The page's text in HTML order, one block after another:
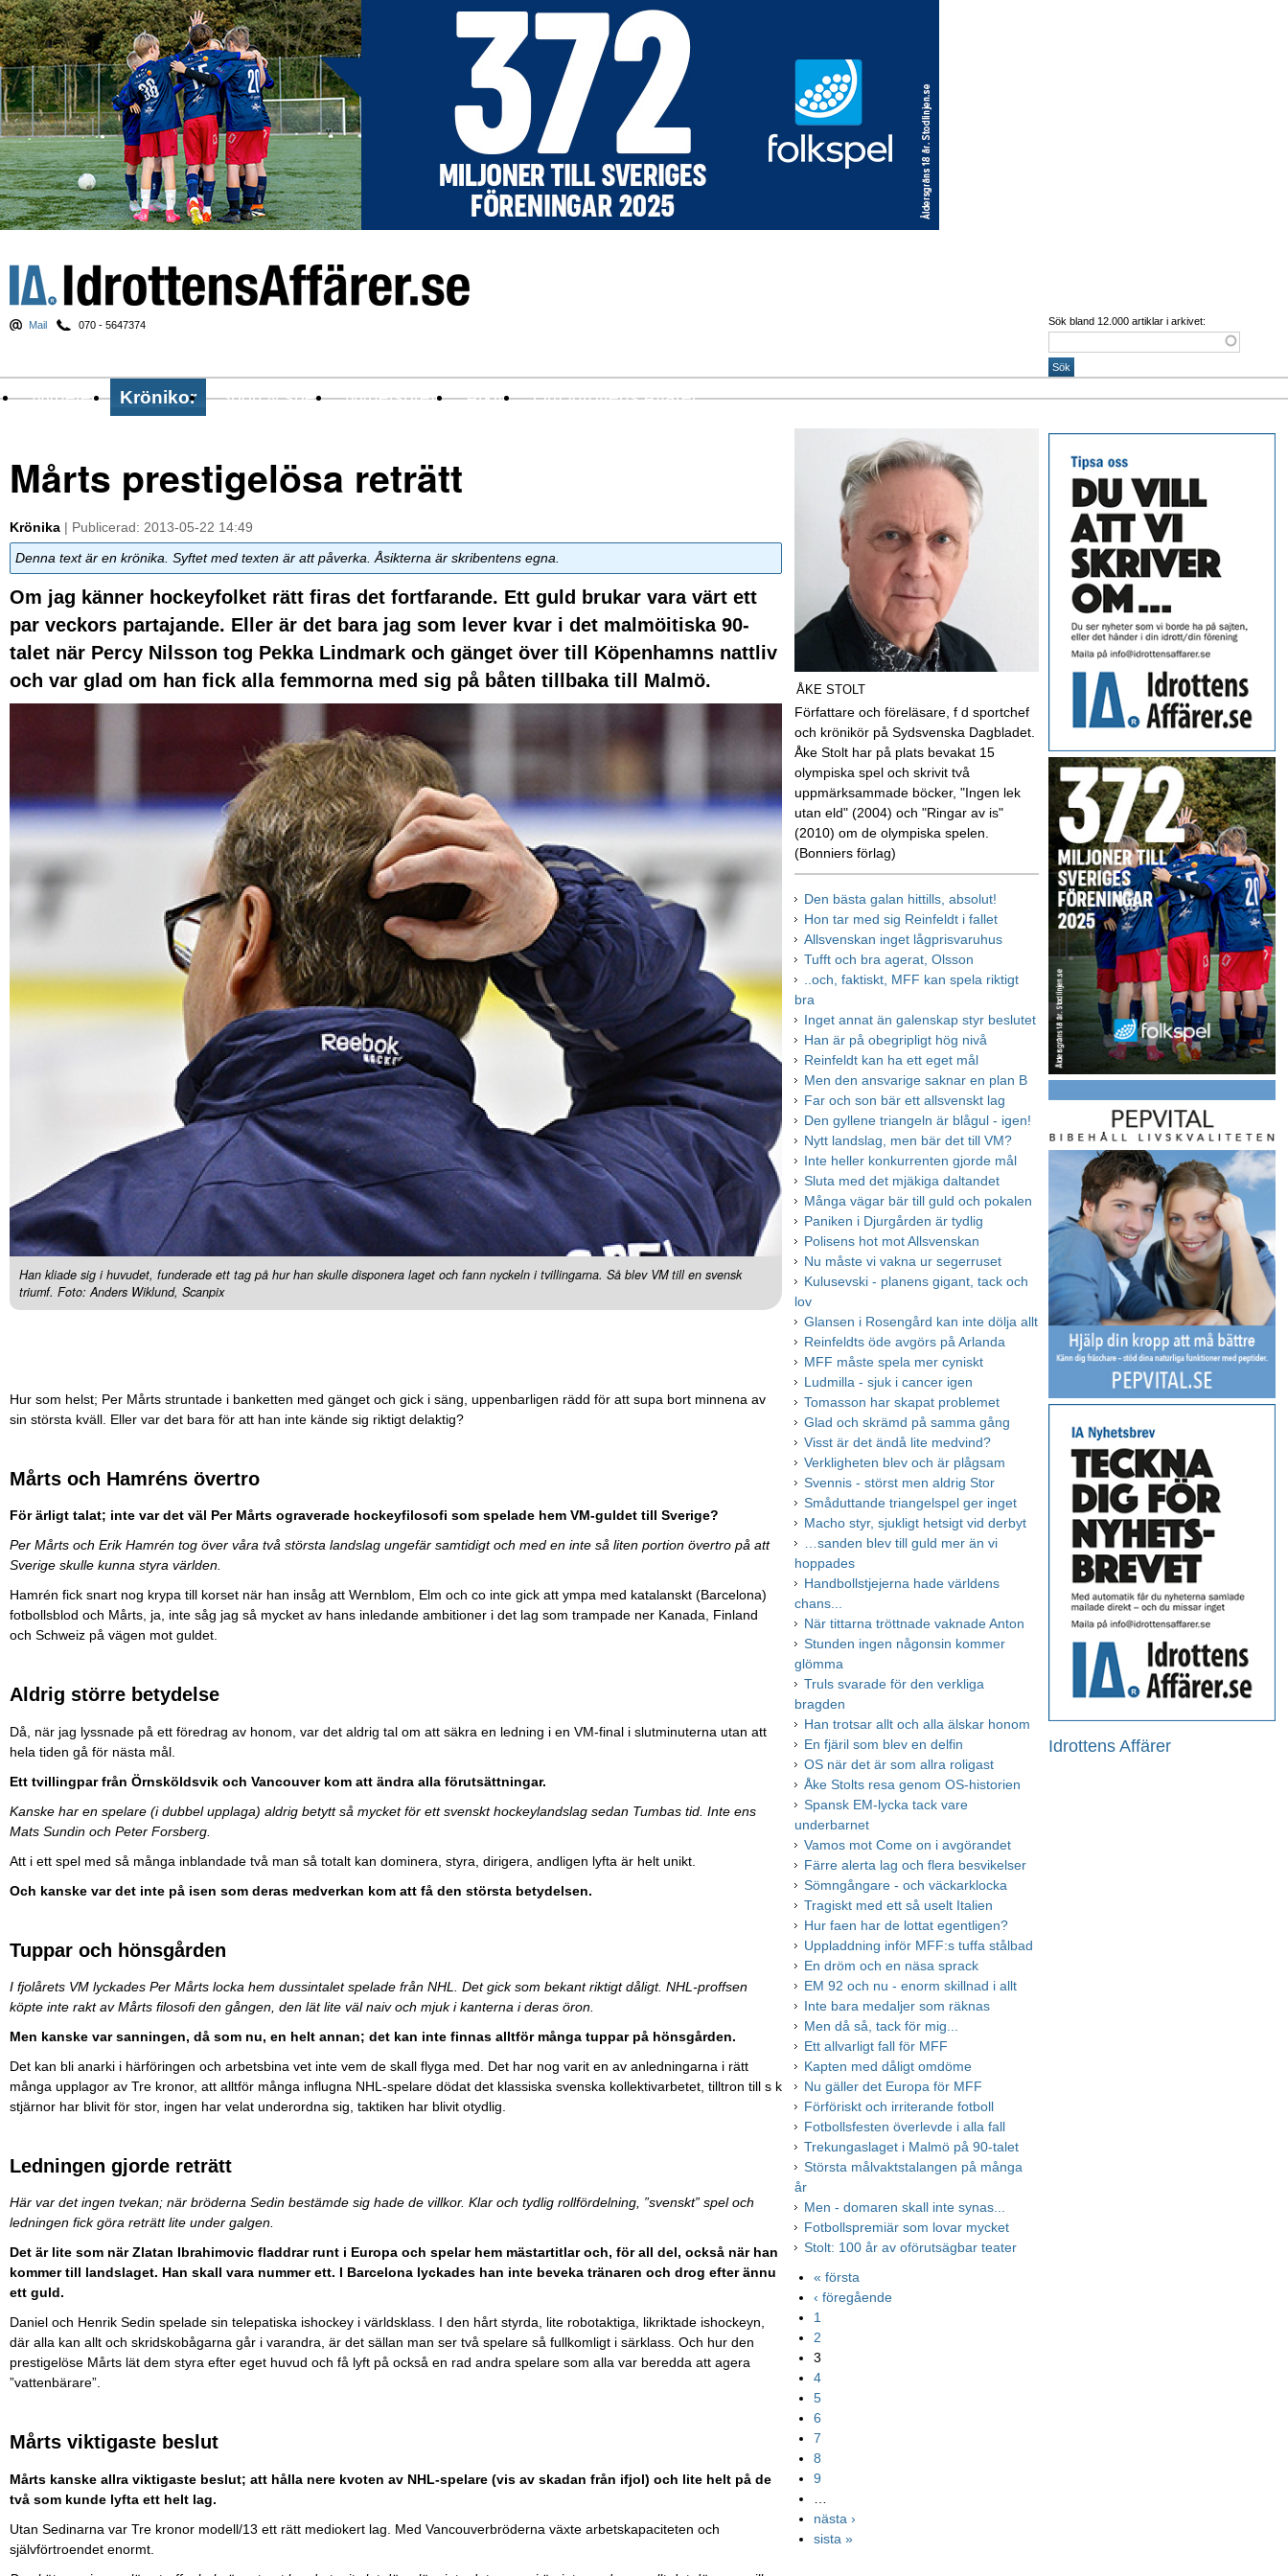
Mail 070 - 5647374 Sök bland 12.000 artiklar i arkivet:
Nyheter Krönikor Sport & spel Nyhetsbrev Arkiv Om Idrottens Affärer
Mårts prestigelösa reträtt
Krönika | Publicerad: 2013-05-22 14:49
Denna text är en krönika. Syftet med texten är att påverka. Åsikterna är skribentens egna.
Om jag känner hockeyfolket rätt firas det fortfarande. Ett guld brukar vara värt ett
par veckors partajande. Eller är det bara jag som lever kvar i det malmöitiska 90-
talet när Percy Nilsson tog Pekka Lindmark och gänget över till Köpenhamns nattliv
och var glad om han fick alla femmorna med sig på båten tillbaka till Malmö.
Han kliade sig i huvudet, funderade ett tag på hur han skulle disponera laget och fann nyckeln i tvillingarna. Så blev VM till en svensk
triumf. Foto: Anders Wiklund, Scanpix
Hur som helst; Per Mårts struntade i banketten med gänget och gick i säng, uppenbarligen rädd för att supa bort minnena av
sin största kväll. Eller var det bara för att han inte kände sig riktigt delaktig?
Mårts och Hamréns övertro
För ärligt talat; inte var det väl Per Mårts ograverade hockeyfilosofi som spelade hem VM-guldet till Sverige?
Per Mårts och Erik Hamrén tog över våra två största landslag ungefär samtidigt och med en inte så liten portion övertro på att
Sverige skulle kunna styra världen.
Hamrén fick snart nog krypa till korset när han insåg att Wernblom, Elm och co inte gick att ympa med katalanskt (Barcelona)
fotbollsblod och Mårts, ja, inte såg jag så mycket av hans inledande ambitioner i det lag som trampade ner Kanada, Finland
och Schweiz på vägen mot guldet.
Aldrig större betydelse
Då, när jag lyssnade på ett föredrag av honom, var det aldrig tal om att säkra en ledning i en VM-final i slutminuterna utan att
hela tiden gå för nästa mål.
Ett tvillingpar från Örnsköldsvik och Vancouver kom att ändra alla förutsättningar.
Kanske har en spelare (i dubbel upplaga) aldrig betytt så mycket för ett svenskt hockeylandslag sedan Tumbas tid. Inte ens
Mats Sundin och Peter Forsberg.
Att i ett spel med så många inblandade två man så totalt kan dominera, styra, dirigera, andligen lyfta är helt unikt.
Och kanske var det inte på isen som deras medverkan kom att få den största betydelsen.
Tuppar och hönsgården
I fjolårets VM lyckades Per Mårts locka hem dussintalet spelade från NHL. Det gick som bekant riktigt dåligt. NHL-proffsen
köpte inte rakt av Mårts filosofi den gången, den lät lite väl naiv och mjuk i kanterna i deras öron.
Men kanske var sanningen, då som nu, en helt annan; det kan inte finnas alltför många tuppar på hönsgården.
Det kan bli anarki i härföringen och arbetsbina vet inte vem de skall flyga med. Det har nog varit en av anledningarna i rätt
många upplagor av Tre kronor, att alltför många influgna NHL-spelare dödat det klassiska svenska kollektivarbetet, tilltron till s k
stjärnor har blivit för stor, ingen har velat underordna sig, taktiken har blivit otydlig.
Ledningen gjorde reträtt
Här var det ingen tvekan; när bröderna Sedin bestämde sig hade de villkor. Klar och tydlig rollfördelning, ”svenskt” spel och
ledningen fick göra reträtt lite under galgen.
Det är lite som när Zlatan Ibrahimovic fladdrar runt i Europa och spelar hem mästartitlar och, för all del, också när han
kommer till landslaget. Han skall vara nummer ett. I Barcelona lyckades han inte beveka tränaren och drog efter ännu
ett guld.
Daniel och Henrik Sedin spelade sin telepatiska ishockey i världsklass. I den hårt styrda, lite robotaktiga, likriktade ishockeyn,
där alla kan allt och skridskobågarna går i varandra, är det sällan man ser två spelare så fullkomligt i särklass. Och hur den
prestigelöse Mårts lät dem styra efter eget huvud och få lyft på också en rad andra spelare som alla var beredda att agera
”vattenbärare”.
Mårts viktigaste beslut
Mårts kanske allra viktigaste beslut; att hålla nere kvoten av NHL-spelare (vis av skadan från ifjol) och lite helt på de
två som kunde lyfta ett helt lag.
Utan Sedinarna var Tre kronor modell/13 ett rätt mediokert lag. Med Vancouverbröderna växte arbetskapaciteten och
självförtroendet enormt.
Idrottens Affärer
ÅKE STOLT
Författare och föreläsare, f d sportchef
och krönikör på Sydsvenska Dagbladet.
Åke Stolt har på plats bevakat 15
olympiska spel och skrivit två
uppmärksammade böcker, "Ingen lek
utan eld" (2004) och "Ringar av is"
(2010) om de olympiska spelen.
(Bonniers förlag)
Den bästa galan hittills, absolut!
Hon tar med sig Reinfeldt i fallet
Allsvenskan inget lågprisvaruhus
Tufft och bra agerat, Olsson
..och, faktiskt, MFF kan spela riktigt
bra
Inget annat än galenskap styr beslutet
Han är på obegripligt hög nivå
Reinfeldt kan ha ett eget mål
Men den ansvarige saknar en plan B
Far och son bär ett allsvenskt lag
Den gyllene triangeln är blågul - igen!
Nytt landslag, men bär det till VM?
Inte heller konkurrenten gjorde mål
Sluta med det mjäkiga daltandet
Många vägar bär till guld och pokalen
Paniken i Djurgården är tydlig
Polisens hot mot Allsvenskan
Nu måste vi vakna ur segerruset
Kulusevski - planens gigant, tack och
lov
Glansen i Rosengård kan inte dölja allt
Reinfeldts öde avgörs på Arlanda
MFF måste spela mer cyniskt
Ludmilla - sjuk i cancer igen
Tomasson har skapat problemet
Glad och skrämd på samma gång
Visst är det ändå lite medvind?
Verkligheten blev och är plågsam
Svennis - störst men aldrig Stor
Småduttande triangelspel ger inget
Macho styr, sjukligt hetsigt vid derbyt
…sanden blev till guld mer än vi
hoppades
Handbollstjejerna hade världens
chans...
När tittarna tröttnade vaknade Anton
Stunden ingen någonsin kommer
glömma
Truls svarade för den verkliga
bragden
Han trotsar allt och alla älskar honom
En fjäril som blev en delfin
OS när det är som allra roligast
Åke Stolts resa genom OS-historien
Spansk EM-lycka tack vare
underbarnet
Vamos mot Come on i avgörandet
Färre alerta lag och flera besvikelser
Sömngångare - och väckarklocka
Tragiskt med ett så uselt Italien
Hur faen har de lottat egentligen?
Uppladdning inför MFF:s tuffa stålbad
En dröm och en näsa sprack
EM 92 och nu - enorm skillnad i allt
Inte bara medaljer som räknas
Men då så, tack för mig...
Ett allvarligt fall för MFF
Kapten med dåligt omdöme
Nu gäller det Europa för MFF
Förföriskt och irriterande fotboll
Fotbollsfesten överlevde i alla fall
Trekungaslaget i Malmö på 90-talet
Största målvaktstalangen på många
år
Men - domaren skall inte synas...
Fotbollspremiär som lovar mycket
Stolt: 100 år av oförutsägbar teater
« första
‹ föregående
1
2
3
4
5
6
7
8
9
…
nästa ›
sista »